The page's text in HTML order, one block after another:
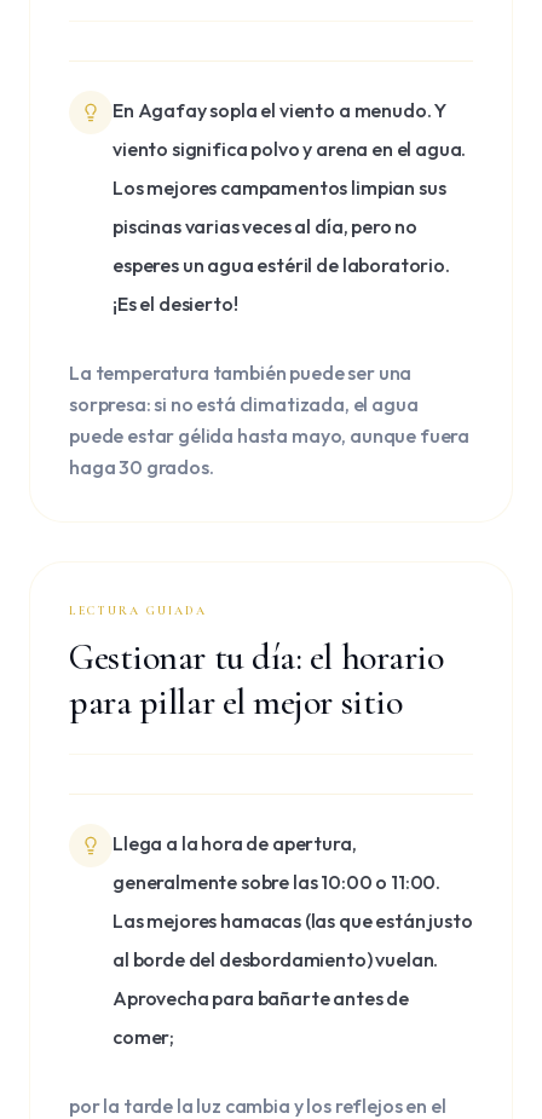
En Agafay sopla el viento a menudo. Y
viento significa polvo y arena en el agua.
Los mejores campamentos limpian sus
piscinas varias veces al día, pero no
esperes un agua estéril de laboratorio.
¡Es el desierto!
La temperatura también puede ser una
sorpresa: si no está climatizada, el agua
puede estar gélida hasta mayo, aunque fuera
haga 30 grados.
LECTURA GUIADA
Gestionar tu día: el horario
para pillar el mejor sitio
Llega a la hora de apertura,
generalmente sobre las 10:00 o 11:00.
Las mejores hamacas (las que están justo
al borde del desbordamiento) vuelan.
Aprovecha para bañarte antes de
comer;
por la tarde la luz cambia y los reflejos en el